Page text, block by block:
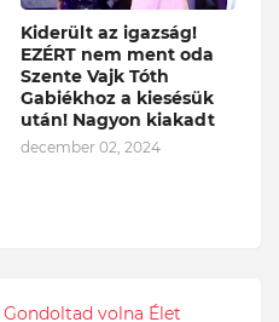
Kiderült az igazság!
EZÉRT nem ment oda
Szente Vajk Tóth
Gabiékhoz a kiesésük
után! Nagyon kiakadt
december 02, 2024
Gondoltad volna Élet